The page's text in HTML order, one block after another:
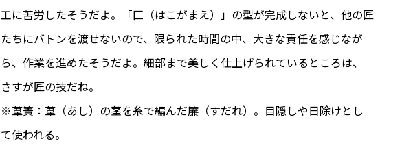
工に苦労したそうだよ。「匚（はこがまえ）」の型が完成しないと、他の匠
たちにバトンを渡せないので、限られた時間の中、大きな責任を感じなが
ら、作業を進めたそうだよ。細部まで美しく仕上げられているところは、
さすが匠の技だね。
※葦簀：葦（あし）の茎を糸で編んだ簾（すだれ）。目隠しや日除けとし
て使われる。